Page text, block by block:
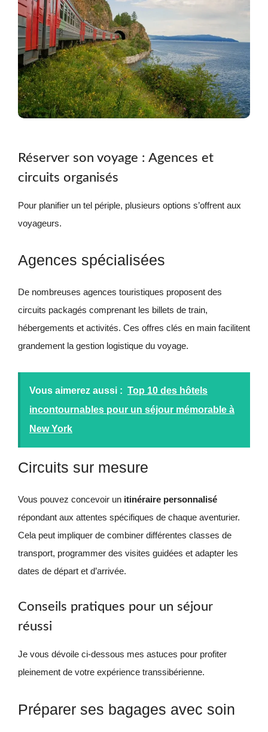
Réserver son voyage : Agences et
circuits organisés
Pour planifier un tel périple, plusieurs options s’offrent aux
voyageurs.
Agences spécialisées
De nombreuses agences touristiques proposent des
circuits packagés comprenant les billets de train,
hébergements et activités. Ces offres clés en main facilitent
grandement la gestion logistique du voyage.
Vous aimerez aussi : Top 10 des hôtels
incontournables pour un séjour mémorable à
New York
Circuits sur mesure
Vous pouvez concevoir un itinéraire personnalisé
répondant aux attentes spécifiques de chaque aventurier.
Cela peut impliquer de combiner différentes classes de
transport, programmer des visites guidées et adapter les
dates de départ et d’arrivée.
Conseils pratiques pour un séjour
réussi
Je vous dévoile ci-dessous mes astuces pour profiter
pleinement de votre expérience transsibérienne.
Préparer ses bagages avec soin